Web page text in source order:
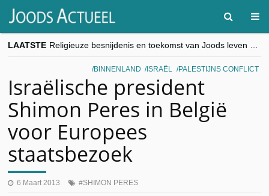
LAATSTE
“Besnijdenisdebat toont hoe moeilijk seculiere Westen minderheden begrijpt”, Jinnih Beels (Vooruit)
CITYTRIP | ROEMENIË – Boekarest: de verrassing van Oost-Europa
BINNENLAND ISRAËL PALESTIJNS CONFLICT
Israëlische president
Shimon Peres in België
voor Europees
staatsbezoek
6 Maart 2013 SHIMON PERES